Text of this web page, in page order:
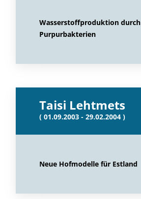
Wasserstoffproduktion durch
Purpurbakterien
Taisi Lehtmets
( 01.09.2003 - 29.02.2004 )
Neue Hofmodelle für Estland